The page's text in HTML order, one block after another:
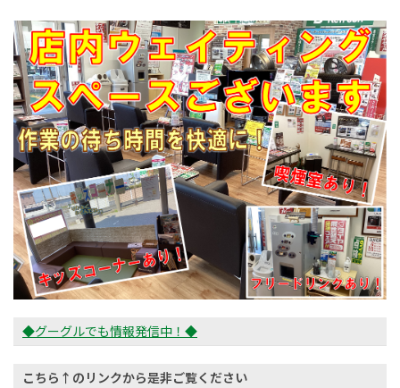
◆グーグルでも情報発信中！◆
こちら↑のリンクから是非ご覧ください